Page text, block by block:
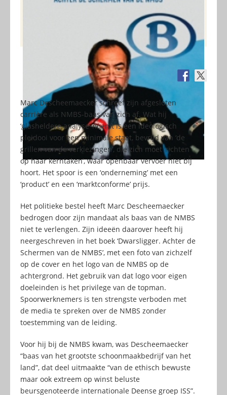
Marc Descheemaecker schreef zijn afgesloten
carrière als NMBS-baas van zich af. Wat hij
‘glasheldere analyse’ noemt is een ideologisch
pleidooi voor een minimale staat, bevrijd van ‘de
grillen van de verkiezingen’, die zich moet ‘richten
op haar kerntaken’, waar openbaar vervoer niet bij
hoort. Het spoor is een ‘onderneming’ met een
‘product’ en een ‘marktconforme’ prijs.
Het politieke bestel heeft Marc Descheemaecker
bedrogen door zijn mandaat als baas van de NMBS
niet te verlengen. Zijn ideeën daarover heeft hij
neergeschreven in het boek ‘Dwarsligger. Achter de
Schermen van de NMBS’, met een foto van zichzelf
op de cover en het logo van de NMBS op de
achtergrond. Het gebruik van dat logo voor eigen
doeleinden is het privilege van de topman.
Spoorwerknemers is ten strengste verboden met
de media te spreken over de NMBS zonder
toestemming van de leiding.
Voor hij bij de NMBS kwam, was Descheemaecker
“baas van het grootste schoonmaakbedrijf van het
land”, dat deel uitmaakte “van de ethisch bewuste
maar ook extreem op winst beluste
beursgenoteerde internationale Deense groep ISS”.